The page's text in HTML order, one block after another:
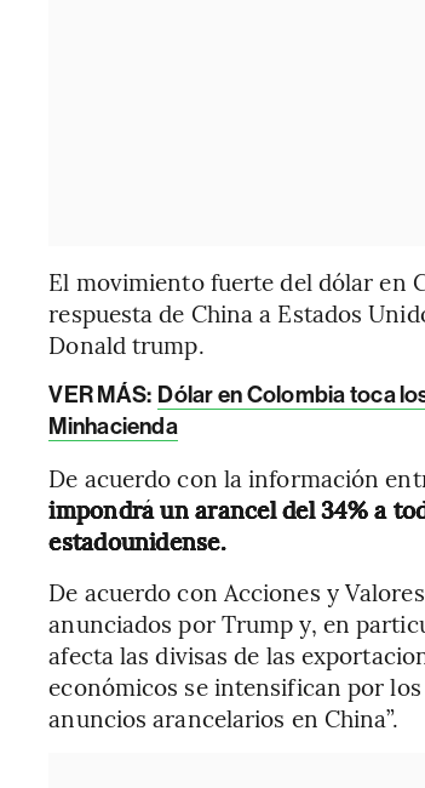
El movimiento fuerte del dólar en
respuesta de China a Estados
Donald trump.
VER MÁS: Dólar en Colombia toca
Minhacienda
De acuerdo con la información
impondrá un arancel del 34% a
estadounidense.
De acuerdo con Acciones y
anunciados por Trump y, en
afecta las divisas de las
económicos se intensifican por
anuncios arancelarios en China”.